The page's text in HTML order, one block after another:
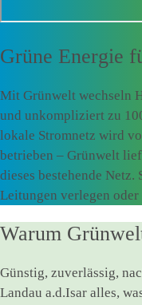
Grüne Energie
Mit Grünwelt wechseln
und unkompliziert zu
lokale Stromnetz wird
betrieben – Grünwelt
dieses bestehende Netz.
Leitungen verlegen oder
Warum
Günstig, zuverlässig,
Landau a.d.Isar alles,